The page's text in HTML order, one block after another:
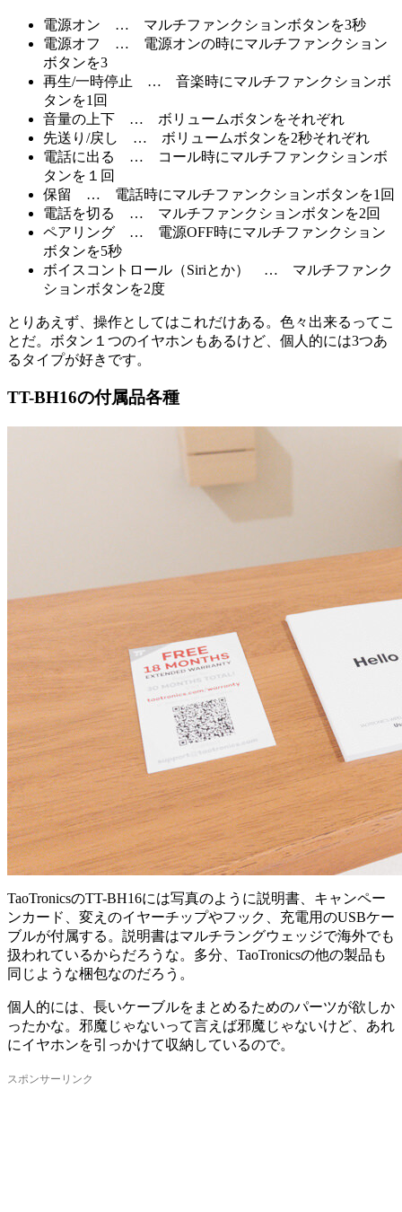
電源オン … マルチファンクションボタンを3秒
電源オフ … 電源オンの時にマルチファンクション
ボタンを3
再生/一時停止 … 音楽時にマルチファンクションボ
タンを1回
音量の上下 … ボリュームボタンをそれぞれ
先送り/戻し … ボリュームボタンを2秒それぞれ
電話に出る … コール時にマルチファンクションボ
タンを１回
保留 … 電話時にマルチファンクションボタンを1回
電話を切る … マルチファンクションボタンを2回
ペアリング … 電源OFF時にマルチファンクション
ボタンを5秒
ボイスコントロール（Siriとか） … マルチファンク
ションボタンを2度
とりあえず、操作としてはこれだけある。色々出来るってこ
とだ。ボタン１つのイヤホンもあるけど、個人的には3つあ
るタイプが好きです。
TT-BH16の付属品各種
TaoTronicsのTT-BH16には写真のように説明書、キャンペー
ンカード、変えのイヤーチップやフック、充電用のUSBケー
ブルが付属する。説明書はマルチラングウェッジで海外でも
扱われているからだろうな。多分、TaoTronicsの他の製品も
同じような梱包なのだろう。
個人的には、長いケーブルをまとめるためのパーツが欲しか
ったかな。邪魔じゃないって言えば邪魔じゃないけど、あれ
にイヤホンを引っかけて収納しているので。